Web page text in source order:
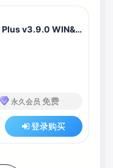
AI人声混音插件！iZotope Nectar Plus v3.9.0 WIN&MAC
永久会员 免费
登录购买